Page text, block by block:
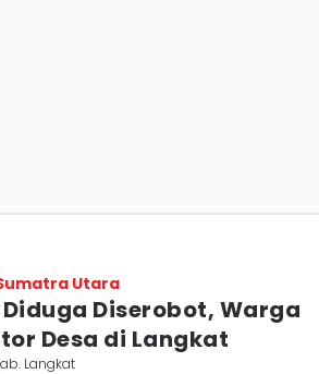
Utara
Diserobot, Warga
Desa di Langkat
Langkat